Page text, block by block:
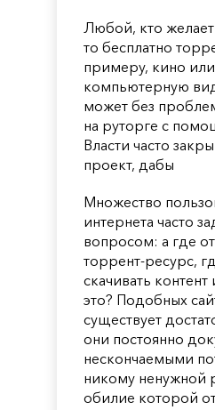
Любой, кто желает
то бесплатно
примеру, кино или
компьютерную
может без
на руторге с
Власти часто
проект, дабы
Множество
интернета часто
вопросом: а где
торрент-ресурс,
скачивать контент
это? Подобных
существует
они постоянно
нескончаемыми
никому ненужной
обилие которой